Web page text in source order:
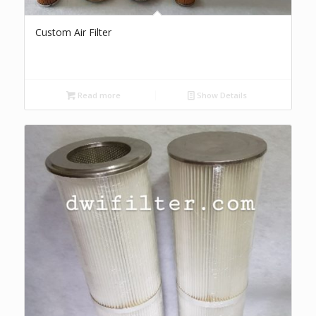
Custom Air Filter
Read more Show Details